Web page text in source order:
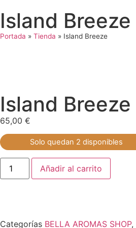
Island Breeze
Portada » Tienda » Island Breeze
Island Breeze
65,00 €
Solo quedan 2 disponibles
Añadir al carrito
Categorías BELLA AROMAS SHOP,